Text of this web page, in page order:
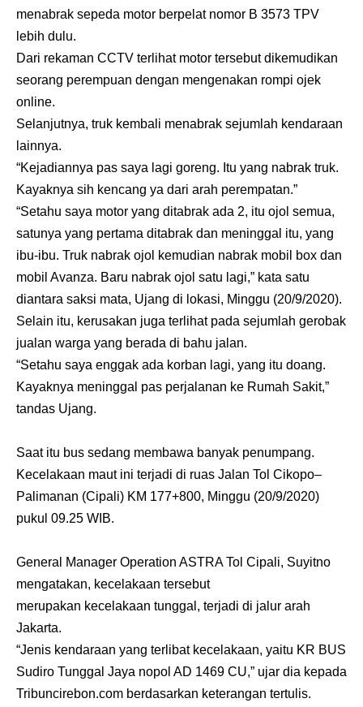
menabrak sepeda motor berpelat nomor B 3573 TPV
lebih dulu.
Dari rekaman CCTV terlihat motor tersebut dikemudikan
seorang perempuan dengan mengenakan rompi ojek
online.
Selanjutnya, truk kembali menabrak sejumlah kendaraan
lainnya.
“Kejadiannya pas saya lagi goreng. Itu yang nabrak truk.
Kayaknya sih kencang ya dari arah perempatan.”
“Setahu saya motor yang ditabrak ada 2, itu ojol semua,
satunya yang pertama ditabrak dan meninggal itu, yang
ibu-ibu. Truk nabrak ojol kemudian nabrak mobil box dan
mobil Avanza. Baru nabrak ojol satu lagi,” kata satu
diantara saksi mata, Ujang di lokasi, Minggu (20/9/2020).
Selain itu, kerusakan juga terlihat pada sejumlah gerobak
jualan warga yang berada di bahu jalan.
“Setahu saya enggak ada korban lagi, yang itu doang.
Kayaknya meninggal pas perjalanan ke Rumah Sakit,”
tandas Ujang.
Saat itu bus sedang membawa banyak penumpang.
Kecelakaan maut ini terjadi di ruas Jalan Tol Cikopo–
Palimanan (Cipali) KM 177+800, Minggu (20/9/2020)
pukul 09.25 WIB.
General Manager Operation ASTRA Tol Cipali, Suyitno
mengatakan, kecelakaan tersebut
merupakan kecelakaan tunggal, terjadi di jalur arah
Jakarta.
“Jenis kendaraan yang terlibat kecelakaan, yaitu KR BUS
Sudiro Tunggal Jaya nopol AD 1469 CU,” ujar dia kepada
Tribuncirebon.com berdasarkan keterangan tertulis.